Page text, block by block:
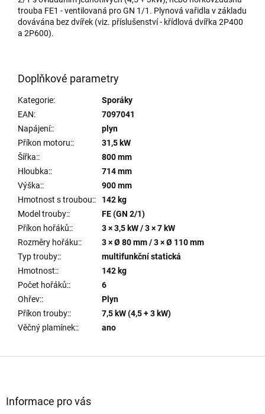
trouba FE1 - ventilovaná pro GN 1/1. Plynová vařidla v základu
dovávána bez dvířek (viz. příslušenství - křídlová dvířka 2P400
a 2P600).
Doplňkové parametry
Kategorie:
Sporáky
EAN:
7097041
Napájení::
plyn
Příkon motoru::
31,5 kW
Šířka::
800 mm
Hloubka::
714 mm
Výška::
900 mm
Hmotnost s troubou::
142 kg
Model trouby::
FE (GN 2/1)
Příkon hořáků::
3 × 3,5 kW / 3 × 7 kW
Rozměry hořáku::
3 × Ø 80 mm / 3 × Ø 110 mm
Typ trouby::
multifunkční statická
Hmotnost::
142 kg
Počet hořáků::
6
Ohřev::
Plyn
Příkon trouby::
7,5 kW (4,5 + 3 kW)
Věčný plamínek:: ano
Informace pro vás